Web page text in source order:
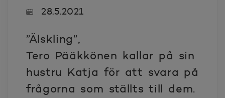
28.5.2021
”Älskling”,
Tero Pääkkönen kallar på sin
hustru Katja för att svara på
frågorna som ställts till dem.